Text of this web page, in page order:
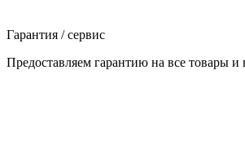
Гарантия / сервис
Предоставляем гарантию на все товары и